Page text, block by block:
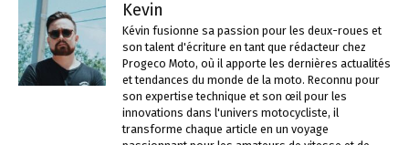
Kevin
Kévin fusionne sa passion pour les deux-roues et
son talent d'écriture en tant que rédacteur chez
Progeco Moto, où il apporte les dernières actualités
et tendances du monde de la moto. Reconnu pour
son expertise technique et son œil pour les
innovations dans l'univers motocycliste, il
transforme chaque article en un voyage